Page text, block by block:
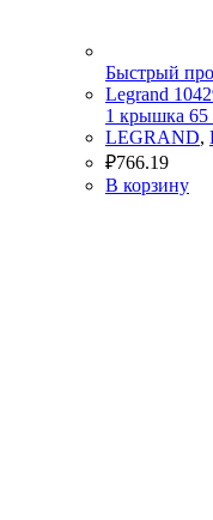
Быстрый
Legrand
1 крышка
LEGRAND,
₽766.19
В корзину